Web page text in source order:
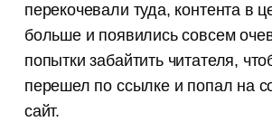
перекочевали туда, контента в
больше и появились совсем
попытки забайтить читателя,
перешел по ссылке и попал на
сайт.